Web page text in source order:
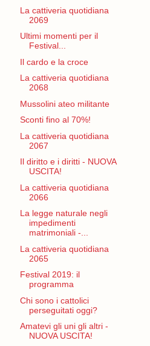
La cattiveria quotidiana
2069
Ultimi momenti per il
Festival...
Il cardo e la croce
La cattiveria quotidiana
2068
Mussolini ateo militante
Sconti fino al 70%!
La cattiveria quotidiana
2067
Il diritto e i diritti - NUOVA
USCITA!
La cattiveria quotidiana
2066
La legge naturale negli
impedimenti
matrimoniali -...
La cattiveria quotidiana
2065
Festival 2019: il
programma
Chi sono i cattolici
perseguitati oggi?
Amatevi gli uni gli altri -
NUOVA USCITA!